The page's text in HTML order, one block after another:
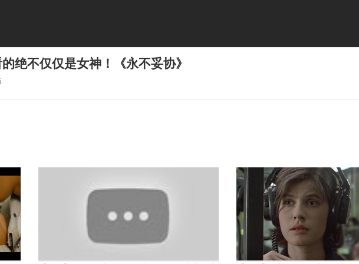
绝不仅仅是女神！《永不妥协》